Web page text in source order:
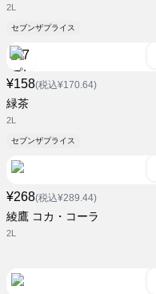
2L
セブンザプライス
¥158(税込¥170.64)
緑茶
2L
セブンザプライス
¥268(税込¥289.44)
綾鷹 コカ・コーラ
2L